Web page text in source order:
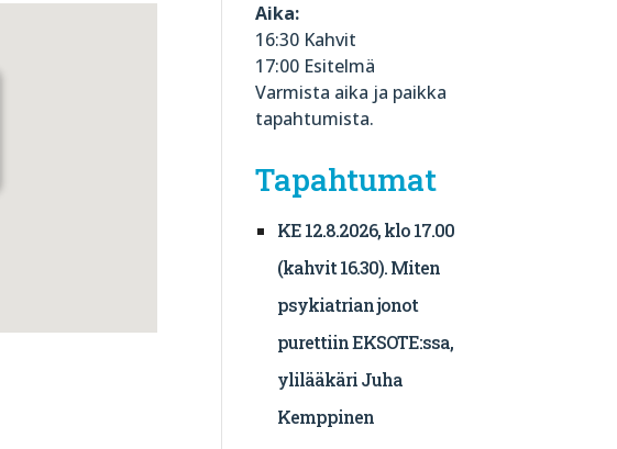
Aika:
16:30 Kahvit
17:00 Esitelmä
Varmista aika ja paikka
tapahtumista.
Tapahtumat
KE 12.8.2026, klo 17.00
(kahvit 16.30). Miten
psykiatrian jonot
purettiin EKSOTE:ssa,
ylilääkäri Juha
Kemppinen